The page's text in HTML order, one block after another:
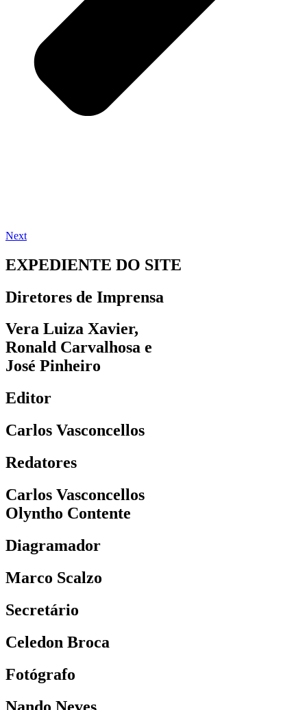
Next
EXPEDIENTE DO SITE
Diretores de Imprensa
Vera Luiza Xavier,
Ronald Carvalhosa e
José Pinheiro
Editor
Carlos Vasconcellos
Redatores
Carlos Vasconcellos
Olyntho Contente
Diagramador
Marco Scalzo
Secretário
Celedon Broca
Fotógrafo
Nando Neves